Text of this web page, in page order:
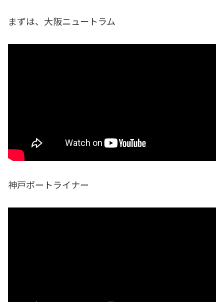
まずは、大阪ニュートラム
神戸ポートライナー